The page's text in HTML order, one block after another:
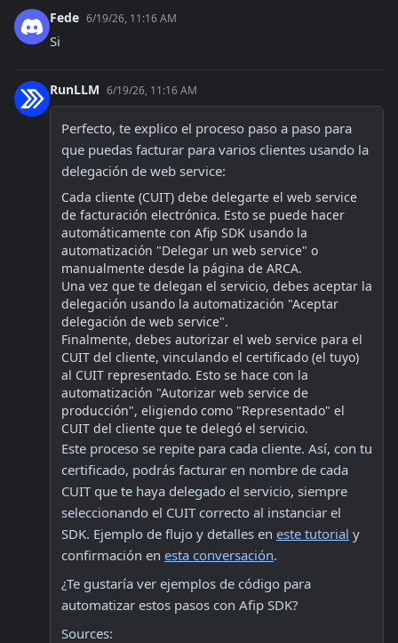
Fede 6/19/26, 11:16 AM
Si
RunLLM 6/19/26, 11:16 AM
Perfecto, te explico el proceso paso a paso para
que puedas facturar para varios clientes usando la
delegación de web service:
Cada cliente (CUIT) debe delegarte el web service
de facturación electrónica. Esto se puede hacer
automáticamente con Afip SDK usando la
automatización "Delegar un web service" o
manualmente desde la página de ARCA.
Una vez que te delegan el servicio, debes aceptar la
delegación usando la automatización "Aceptar
delegación de web service".
Finalmente, debes autorizar el web service para el
CUIT del cliente, vinculando el certificado (el tuyo)
al CUIT representado. Esto se hace con la
automatización "Autorizar web service de
producción", eligiendo como "Representado" el
CUIT del cliente que te delegó el servicio.
Este proceso se repite para cada cliente. Así, con tu
certificado, podrás facturar en nombre de cada
CUIT que te haya delegado el servicio, siempre
seleccionando el CUIT correcto al instanciar el
SDK. Ejemplo de flujo y detalles en este tutorial y
confirmación en esta conversación.
¿Te gustaría ver ejemplos de código para
automatizar estos pasos con Afip SDK?
Sources: